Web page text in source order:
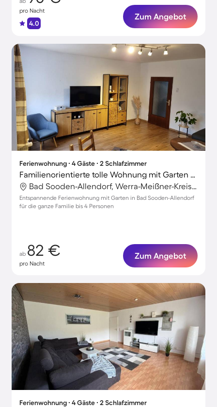
pro Nacht
4.0
Zum Angebot
Ferienwohnung ∙ 4 Gäste ∙ 2 Schlafzimmer
Familienorientierte tolle Wohnung mit Garten und Terrasse | Gartenblick
Bad Sooden-Allendorf, Werra-Meißner-Kreis, Deutschland
Entspannende Ferienwohnung mit Garten in Bad Sooden-Allendorf
für die ganze Familie bis 4 Personen
ab 82 €
pro Nacht
Zum Angebot
Ferienwohnung ∙ 4 Gäste ∙ 2 Schlafzimmer